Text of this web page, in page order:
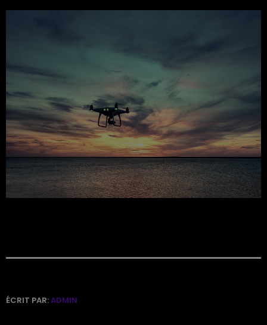
ÉCRIT PAR:ADMIN